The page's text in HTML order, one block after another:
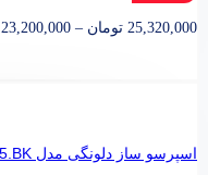
25,320,000 تومان –
23,200,000
اسپرسو ساز دلونگی مدل EC685.BK